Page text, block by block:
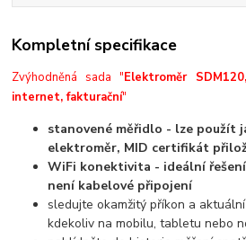
Kompletní specifikace
Zvýhodněná sada "Elektroměr
internet, fakturační"
stanovené měřidlo - lze použít
elektroměr, MID certifikát
WiFi konektivita - ideální
není kabelové připojení
sledujte okamžitý příkon a
kdekoliv na mobilu, tabletu nebo